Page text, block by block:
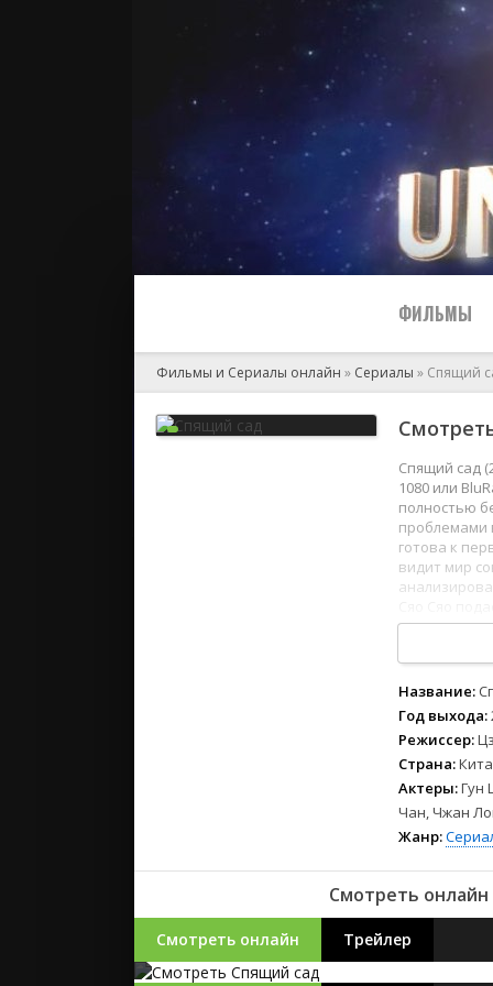
ФИЛЬМЫ
2024
2023
2022
2021
Фильмы и Сериалы онлайн » Сериалы » Спящий
Спящий сад
1080 или
полностью
проблемами
готова к
видит мир
оба
Название:
Год выхода:
Режиссер:
Страна:
Актеры:Гун
Чан, Чжан
Жанр:
Смотреть
Смотреть онлайн Трейлер